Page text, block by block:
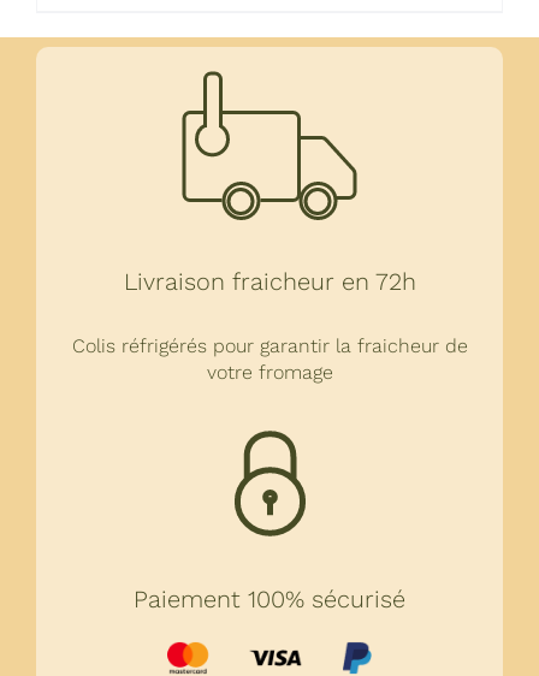
Livraison fraicheur en 72h
Colis réfrigérés pour garantir la fraicheur de
votre fromage
Paiement 100% sécurisé